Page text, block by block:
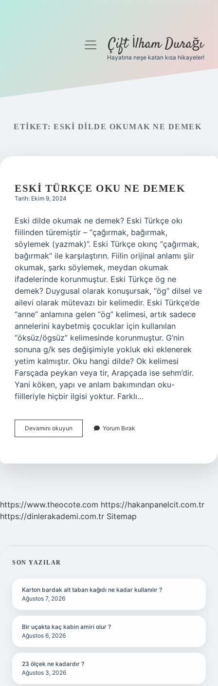
Gizlilik Politikası
menüyüÇift İlham Durağı
Hayatına neşe katan kısa hikayeler!
ETIKET: ESKI DILDE OKUMAK NE DEMEK
ESKI TÜRKÇE OKU NE DEMEK
Tarih: Ekim 9, 2024
Eski dilde okumak ne demek? Eski Türkçe okı
fiilinden türemiştir – “çağırmak, bağırmak,
söylemek (yazmak)”. Eski Türkçe okınç “çağırmak,
bağırmak” ile karşılaştırın. Fiilin orijinal anlamı şiir
okumak, şarkı söylemek, meydan okumak
ifadelerinde korunmuştur. Eski Türkçe ög ne
demek? Duygusal olarak konuşursak, “ög” dilsel ve
ailevi olarak mütevazı bir kelimedir. Eski Türkçe’de
“anne” anlamına gelen “ög” kelimesi, artık sadece
annelerini kaybetmiş çocuklar için kullanılan
“öksüz/ögsüz” kelimesinde korunmuştur. G’nin
sonuna g/k ses değişimiyle yokluk eki eklenerek
yetim kalmıştır. Oku hangi dilde? Ok kelimesi
Farsçada peykan veya tir, Arapçada ise sehm’dir.
Yani köken, yapı ve anlam bakımından oku-
fiilleriyle hiçbir ilgisi yoktur. Farklı…
Devamını okuyun
Türkçe
Demek
Yorum Bırak
https://www.theocote.com https://hakanpanelcit.com.tr
https://dinlerakademi.com.tr Sitemap
SIDEBAR
SON YAZILAR
Karton bardak alt taban kağıdı ne kadar kullanılır ?
Ağustos 7, 2026
Bir uçakta kaç kabin amiri olur ?
Ağustos 6, 2026
23 ölçek ne kadardır ?
Ağustos 3, 2026